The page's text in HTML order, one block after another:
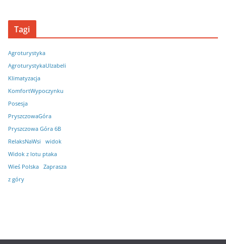
Tagi
Agroturystyka
AgroturystykaUIzabeli
Klimatyzacja
KomfortWypoczynku
Posesja
PryszczowaGóra
Pryszczowa Góra 6B
RelaksNaWsi
widok
Widok z lotu ptaka
Wieś Polska
Zaprasza
z góry